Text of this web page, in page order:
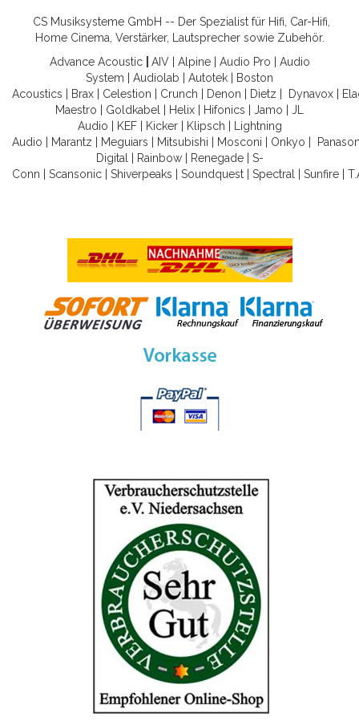
CS Musiksysteme GmbH -- Der Spezialist für Hifi, Car-Hifi,
Home Cinema, Verstärker, Lautsprecher sowie Zubehör.
Advance Acoustic
AIV| Alpine| Audio Pro
Audio
System
Audiolab Autotek
Boston
Acoustics
Brax Celestion Crunch Denon Dietz Dynavox
Maestro
Goldkabel Helix Hifonics Jamo
JL
Audio
KEF| Kicker| Klipsch
Lightning
Audio
Marantz Meguiars Mitsubishi Mosconi Onkyo
Digital
Rainbow| Renegade| S-
Conn
Scansonic Shiverpeaks Soundquest Spectral Sunfire